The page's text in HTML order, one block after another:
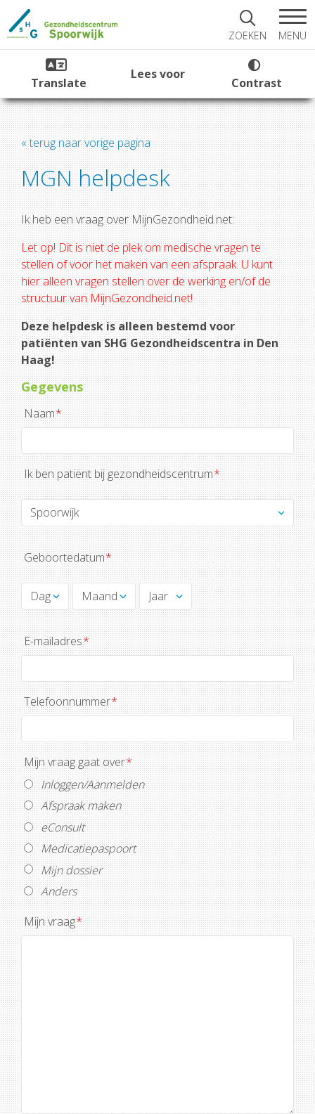
ZOEKEN MENU
Translate
Lees voor
Contrast
« terug naar vorige pagina
MGN helpdesk
Ik heb een vraag over MijnGezondheid.net:
Let op! Dit is niet de plek om medische vragen te
stellen of voor het maken van een afspraak. U kunt
hier alleen vragen stellen over de werking en/of de
structuur van MijnGezondheid.net!
Deze helpdesk is alleen bestemd voor
patiënten van SHG Gezondheidscentra in Den
Haag!
Gegevens
Naam*
Ik ben patiënt bij gezondheidscentrum*
Geboortedatum*
E-mailadres*
Telefoonnummer*
Mijn vraag gaat over*
Inloggen/Aanmelden
Afspraak maken
eConsult
Medicatiepaspoort
Mijn dossier
Anders
Mijn vraag*